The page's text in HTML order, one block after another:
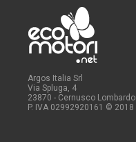
Argos Italia Srl
Via Spluga, 4
23870 - Cernusco
P. IVA 02992920161 © 2018